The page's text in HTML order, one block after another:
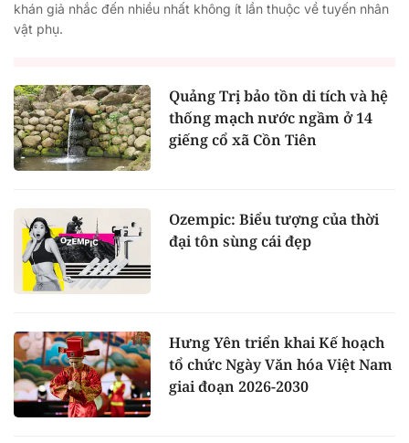
khán giả nhắc đến nhiều nhất không ít lần thuộc về tuyến nhân
vật phụ.
Quảng Trị bảo tồn di tích và hệ
thống mạch nước ngầm ở 14
giếng cổ xã Cồn Tiên
Ozempic: Biểu tượng của thời
đại tôn sùng cái đẹp
Hưng Yên triển khai Kế hoạch
tổ chức Ngày Văn hóa Việt Nam
giai đoạn 2026-2030